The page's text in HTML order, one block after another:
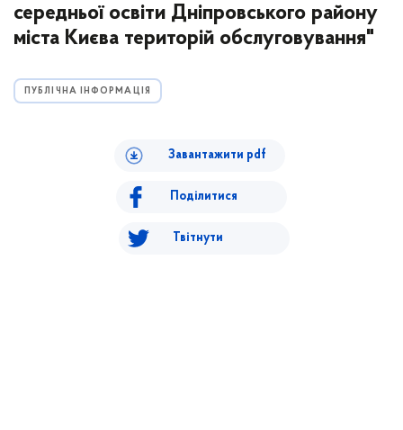
середньої освіти Дніпровського району
міста Києва територій обслуговування"
ПУБЛІЧНА ІНФОРМАЦІЯ
Завантажити pdf
Поділитися
Твітнути